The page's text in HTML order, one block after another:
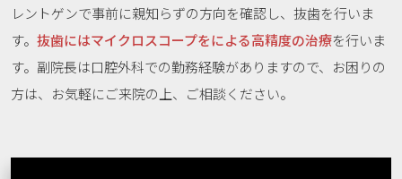
レントゲンで事前に親知らずの方向を確認し、抜歯を行いま
す。 抜歯にはマイクロスコープをによる高精度の治療を行いま
す。副院長は口腔外科での勤務経験がありますので、お困りの
方は、お気軽にご来院の上、ご相談ください。